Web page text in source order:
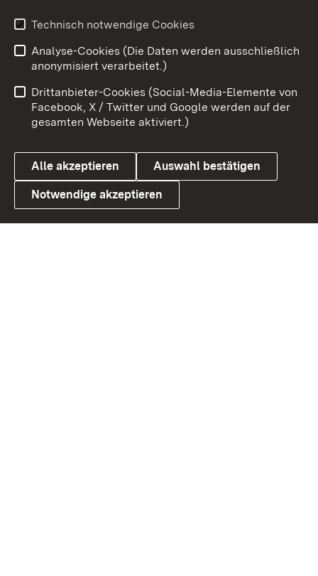
Youtube
Link zum Landesportal
Benutzungshinweise
Barrierefreiheit
Datenschutz
Cookies
Technisch notwendige Cookies
Analyse-Cookies (Die Daten werden ausschließlich
anonymisiert verarbeitet.)
Drittanbieter-Cookies (Social-Media-Elemente von
Facebook, X / Twitter und Google werden auf der
gesamten Webseite aktiviert.)
Alle akzeptieren Auswahl bestätigen
Notwendige akzeptieren